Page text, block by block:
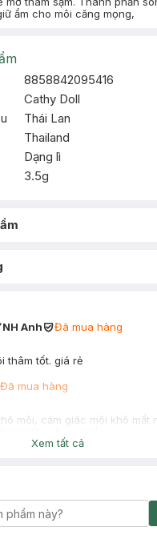
ẩm cho môi căng mọng,
8858842095416
Cathy Doll
Thái Lan
Thailand
Dạng lì
3.5g
Anh
Đã mua hàng
thâm tốt. giá rẻ
Đã mua hàng
môi, cảm giác môi khô mất
Xem tất cả